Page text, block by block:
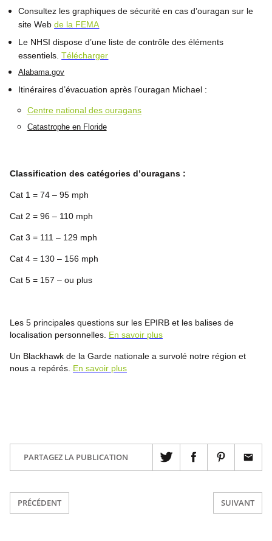
Consultez les graphiques de sécurité en cas d’ouragan sur le
site Webde la FEMA
Le NHSI dispose d’une liste de contrôle des éléments
essentiels.Télécharger
Alabama.gov
Itinéraires d’évacuation après l’ouragan Michael :
Centre national des ouragans
Catastrophe en Floride
Classification des catégories d’ouragans :
Cat 1 = 74 – 95 mph
Cat 2 = 96 – 110 mph
Cat 3 = 111 – 129 mph
Cat 4 = 130 – 156 mph
Cat 5 = 157 – ou plus
Les 5 principales questions sur les EPIRB et les balises de
localisation personnelles. En savoir plus
Un Blackhawk de la Garde nationale a survolé notre région et
nous a repérés. En savoir plus
PARTAGEZ LA PUBLICATION
PRÉCÉDENT SUIVANT